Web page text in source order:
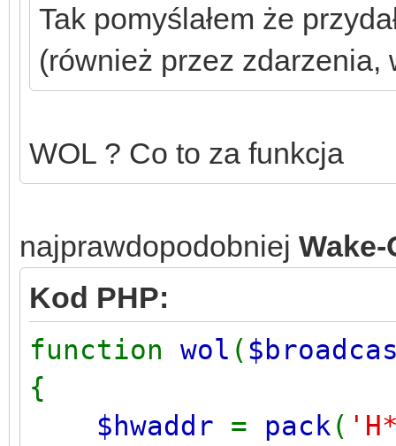
Tak pomyślałem że
(również przez zdarzenia,
WOL ? Co to za funkcja
najprawdopodobniej
Kod PHP:
function wol (
{
$hwaddr = pack(